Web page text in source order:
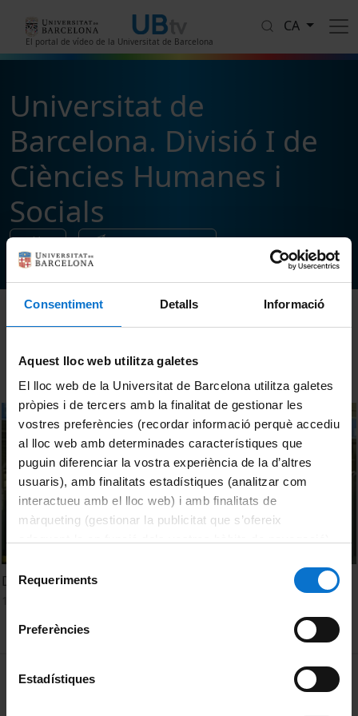
Consentiment Detalls Informació
Aquest lloc web utilitza galetes
El lloc web de la Universitat de Barcelona utilitza galetes
pròpies i de tercers amb la finalitat de gestionar les
vostres preferències (recordar informació perquè accediu
al lloc web amb determinades característiques que
puguin diferenciar la vostra experiència de la d’altres
usuaris), amb finalitats estadístiques (analitzar com
interactueu amb el lloc web) i amb finalitats de
màrqueting (gestionar la publicitat que s’ofereix
consultar laPolítica de galetes del lloc web de la
Selecció
de Requeriments
Preferències
Estadístiques
El portal de vídeo de la Universitat de Barcelona
CA
Universitat de
Barcelona. Divisió I de
Ciències Humanes i
Socials
1vídeos Segueix i comparteix
Divisió I - Ciències Humanes i Socials
MENÚ PEU 1